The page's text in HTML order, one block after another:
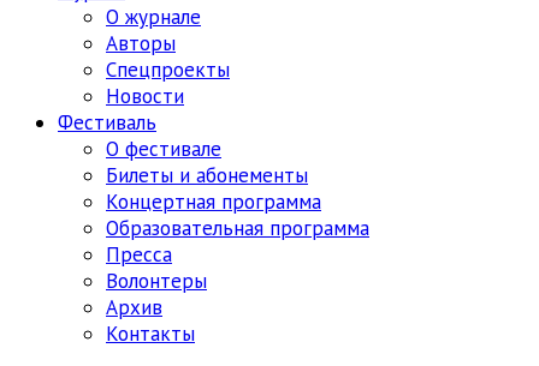
О журнале
Авторы
Спецпроекты
Новости
Фестиваль
О фестивале
Билеты и абонементы
Концертная программа
Образовательная программа
Пресса
Волонтеры
Архив
Контакты